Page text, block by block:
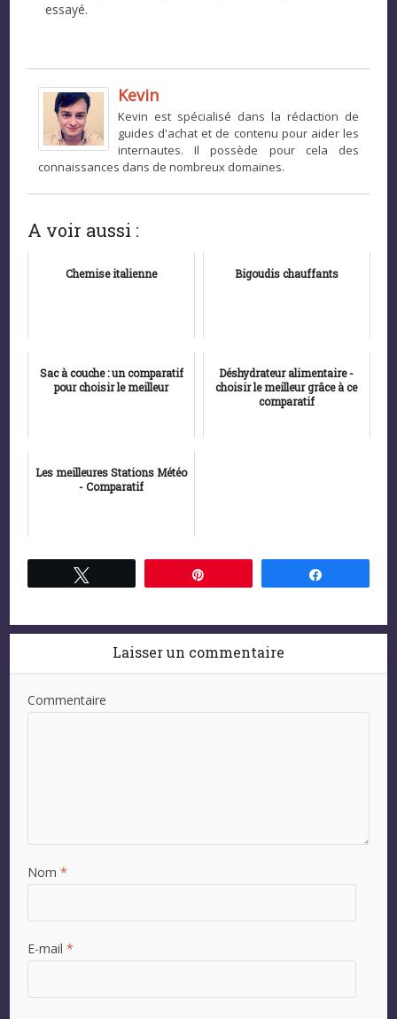
essayé.
Kevin
Kevin est spécialisé dans la rédaction de
guides d'achat et de contenu pour aider les
internautes. Il possède pour cela des
connaissances dans de nombreux domaines.
A voir aussi :
Chemise italienne Bigoudis chauffants
Sac à couche : un comparatif
pour choisir le meilleur
Déshydrateur alimentaire -
choisir le meilleur grâce à ce
comparatif
Les meilleures Stations Météo
- Comparatif
Laisser un commentaire
Commentaire
Nom*
E-mail*